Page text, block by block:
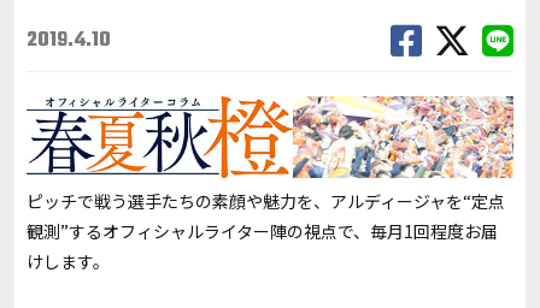
2019.4.10
ピッチで戦う選手たちの素顔や魅力を、アルディージャを“定点
観測”するオフィシャルライター陣の視点で、毎月1回程度お届
けします。